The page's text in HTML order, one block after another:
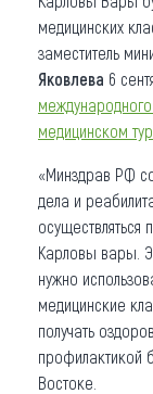
медицинских
заместитель
Яковлева 6
медицинском
«Минздрав РФ
дела и
осуществляться
Карловы вары.
нужно
медицинские
получать
профилактикой
Востоке.